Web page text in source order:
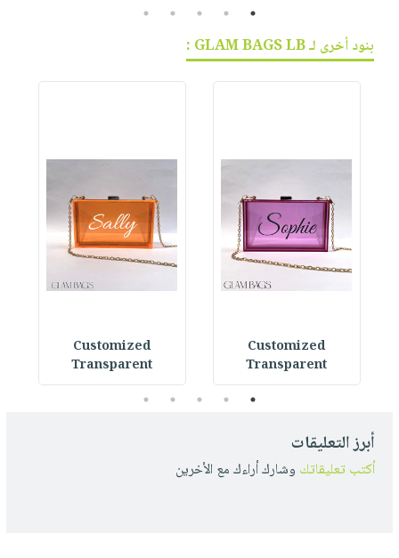
1
2
3
4
5
بنود أخرى لـ GLAM BAGS LB :
Customized
Transparent
Customized
Transparent
1
2
3
4
5
أبرز التعليقات
أكتب تعليقاتك وشارك أراءك مع الأخرين